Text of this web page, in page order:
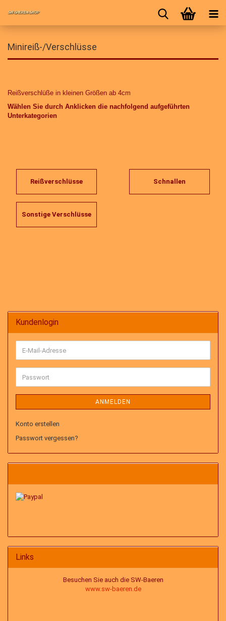
Minireiß-/Verschlüsse
Reißverschlüße in kleinen Größen ab 4cm
Wählen Sie durch Anklicken die nachfolgend aufgeführten
Unterkategorien
Reißverschlüsse Schnallen
Sonstige Verschlüsse
Kundenlogin
E-
Mail-
Adresse
Passwort
ANMELDEN
Konto erstellen
Passwort vergessen?
Links
Besuchen Sie auch die SW-Baeren
www.sw-baeren.de